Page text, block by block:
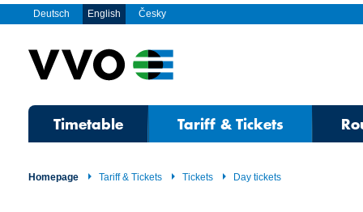
Deutsch English Česky
Timetable Tariff & Tickets
Homepage Tariff & Tickets Tickets Day tickets